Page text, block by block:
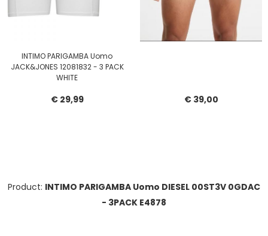
INTIMO PARIGAMBA Uomo
JACK&JONES 12081832 - 3 PACK
WHITE
€ 29,99 € 39,00
Product: INTIMO PARIGAMBA Uomo DIESEL 00ST3V 0GDAC
- 3PACK E4878